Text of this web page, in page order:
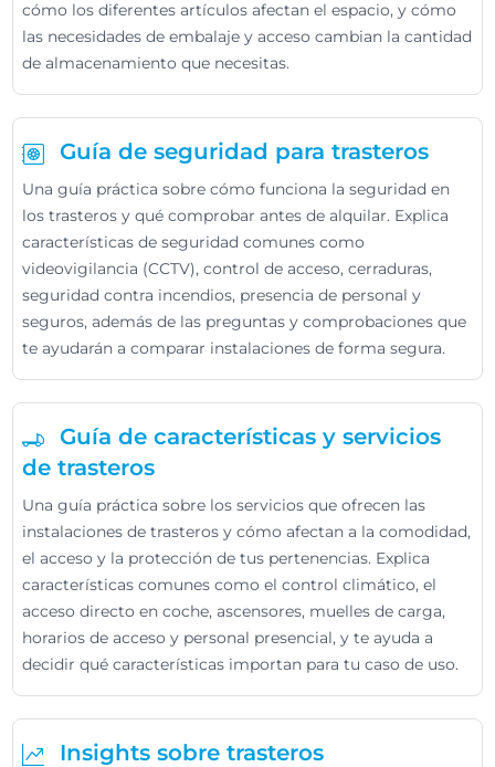
cómo los diferentes artículos afectan el espacio, y cómo
las necesidades de embalaje y acceso cambian la cantidad
de almacenamiento que necesitas.
Guía de seguridad para trasteros
Una guía práctica sobre cómo funciona la seguridad en
los trasteros y qué comprobar antes de alquilar. Explica
características de seguridad comunes como
videovigilancia (CCTV), control de acceso, cerraduras,
seguridad contra incendios, presencia de personal y
seguros, además de las preguntas y comprobaciones que
te ayudarán a comparar instalaciones de forma segura.
Guía de características y servicios
de trasteros
Una guía práctica sobre los servicios que ofrecen las
instalaciones de trasteros y cómo afectan a la comodidad,
el acceso y la protección de tus pertenencias. Explica
características comunes como el control climático, el
acceso directo en coche, ascensores, muelles de carga,
horarios de acceso y personal presencial, y te ayuda a
decidir qué características importan para tu caso de uso.
Insights sobre trasteros